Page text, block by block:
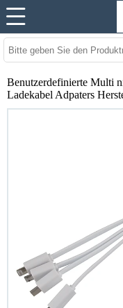
Benutzerdefinierte Multi
Ladekabel Adpaters